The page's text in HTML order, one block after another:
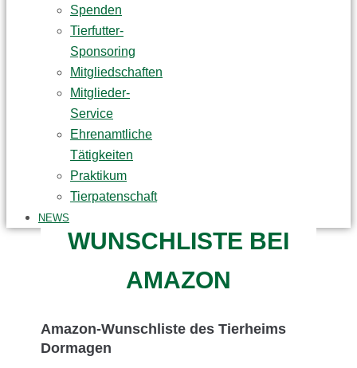
Spenden
Tierfutter-
Sponsoring
Mitgliedschaften
Mitglieder-
Service
Ehrenamtliche
Tätigkeiten
Praktikum
Tierpatenschaft
NEWS
WUNSCHLISTE BEI
AMAZON
Amazon-Wunschliste des Tierheims
Dormagen